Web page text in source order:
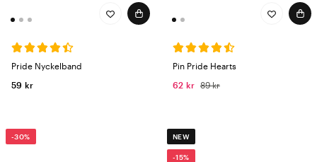
Pride Nyckelband
59 kr
Pin Pride Hearts
62 kr 89 kr
-30% NEW
-15%